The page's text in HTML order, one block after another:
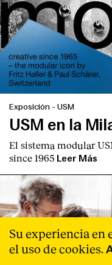
Exposición - USM
USM en la
El sistema modular
since 1965 Leer Más
Su experiencia en
el uso de cookies.